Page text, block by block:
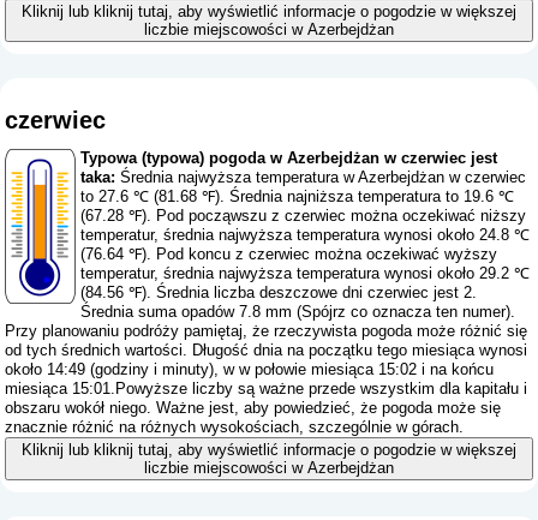
Kliknij lub kliknij tutaj, aby wyświetlić informacje o pogodzie w większej
liczbie miejscowości w Azerbejdżan
czerwiec
Typowa (typowa) pogoda w Azerbejdżan w czerwiec jest
taka: Średnia najwyższa temperatura w Azerbejdżan w czerwiec
to 27.6 ℃ (81.68 ℉). Średnia najniższa temperatura to 19.6 ℃
(67.28 ℉). Pod począwszu z czerwiec można oczekiwać niższy
temperatur, średnia najwyższa temperatura wynosi około 24.8 ℃
(76.64 ℉). Pod koncu z czerwiec można oczekiwać wyższy
temperatur, średnia najwyższa temperatura wynosi około 29.2 ℃
(84.56 ℉). Średnia liczba deszczowe dni czerwiec jest 2.
Średnia suma opadów 7.8 mm (Spójrz co oznacza ten numer).
Przy planowaniu podróży pamiętaj, że rzeczywista pogoda może różnić się
od tych średnich wartości. Długość dnia na początku tego miesiąca wynosi
około 14:49 (godziny i minuty), w w połowie miesiąca 15:02 i na końcu
miesiąca 15:01.Powyższe liczby są ważne przede wszystkim dla kapitału i
obszaru wokół niego. Ważne jest, aby powiedzieć, że pogoda może się
znacznie różnić na różnych wysokościach, szczególnie w górach.
Kliknij lub kliknij tutaj, aby wyświetlić informacje o pogodzie w większej
liczbie miejscowości w Azerbejdżan